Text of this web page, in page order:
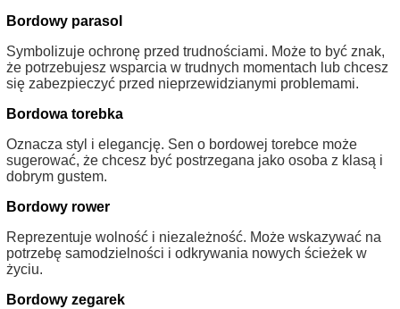
Bordowy parasol
Symbolizuje ochronę przed trudnościami. Może to być znak,
że potrzebujesz wsparcia w trudnych momentach lub chcesz
się zabezpieczyć przed nieprzewidzianymi problemami.
Bordowa torebka
Oznacza styl i elegancję. Sen o bordowej torebce może
sugerować, że chcesz być postrzegana jako osoba z klasą i
dobrym gustem.
Bordowy rower
Reprezentuje wolność i niezależność. Może wskazywać na
potrzebę samodzielności i odkrywania nowych ścieżek w
życiu.
Bordowy zegarek